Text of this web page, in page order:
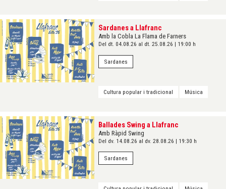
Sardanes a Llafranc
Amb la Cobla La Flama de Farners
Del dt. 04.08.26 al dt. 25.08.26 | 19:00 h
Sardanes
Cultura popular i tradicional Música
Ballades Swing a Llafranc
Amb Ràpid Swing
Del dv. 14.08.26 al dv. 28.08.26 | 19:30 h
Sardanes